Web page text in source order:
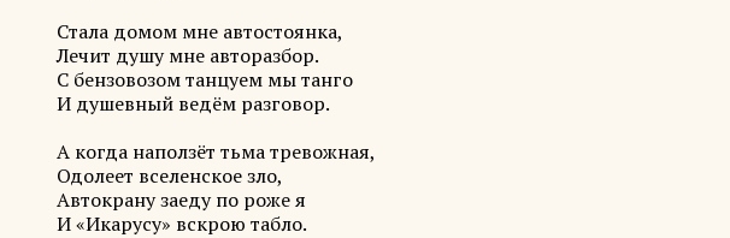
Стала домом мне автостоянка,
Лечит душу мне авторазбор.
С бензовозом танцуем мы танго
И душевный ведём разговор.
А когда наползёт тьма тревожная,
Одолеет вселенское зло,
Автокрану заеду по роже я
И «Икарусу» вскрою табло.